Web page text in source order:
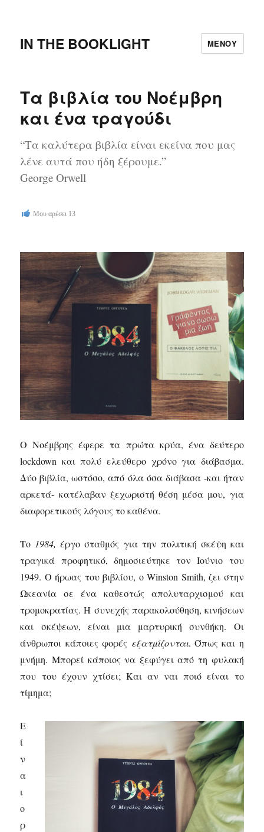
IN THE BOOKLIGHT ΜΕΝΟΎ
Τα βιβλία του Νοέμβρη
και ένα τραγούδι
“Τα καλύτερα βιβλία είναι εκείνα που μας
λένε αυτά που ήδη ξέρουμε.”
George Orwell
Μου αρέσει 13
Ο Νοέμβρης έφερε τα πρώτα κρύα, ένα δεύτερο
lockdown και πολύ ελεύθερο χρόνο για διάβασμα.
Δύο βιβλία, ωστόσο, από όλα όσα διάβασα -και ήταν
αρκετά- κατέλαβαν ξεχωριστή θέση μέσα μου, για
διαφορετικούς λόγους το καθένα.
Το 1984, έργο σταθμός για την πολιτική σκέψη και
τραγικά προφητικό, δημοσιεύτηκε τον Ιούνιο του
1949. Ο ήρωας του βιβλίου, ο Winston Smith, ζει στην
Ωκεανία σε ένα καθεστώς απολυταρχισμού και
τρομοκρατίας. Η συνεχής παρακολούθηση, κινήσεων
και σκέψεων, είναι μια μαρτυρική συνθήκη. Οι
άνθρωποι κάποιες φορές εξατμίζονται. Όπως και η
μνήμη. Μπορεί κάποιος να ξεφύγει από τη φυλακή
που του έχουν χτίσει; Και αν ναι ποιό είναι το
τίμημα;
Ε
ί
ν
α
ι
ο
ρ